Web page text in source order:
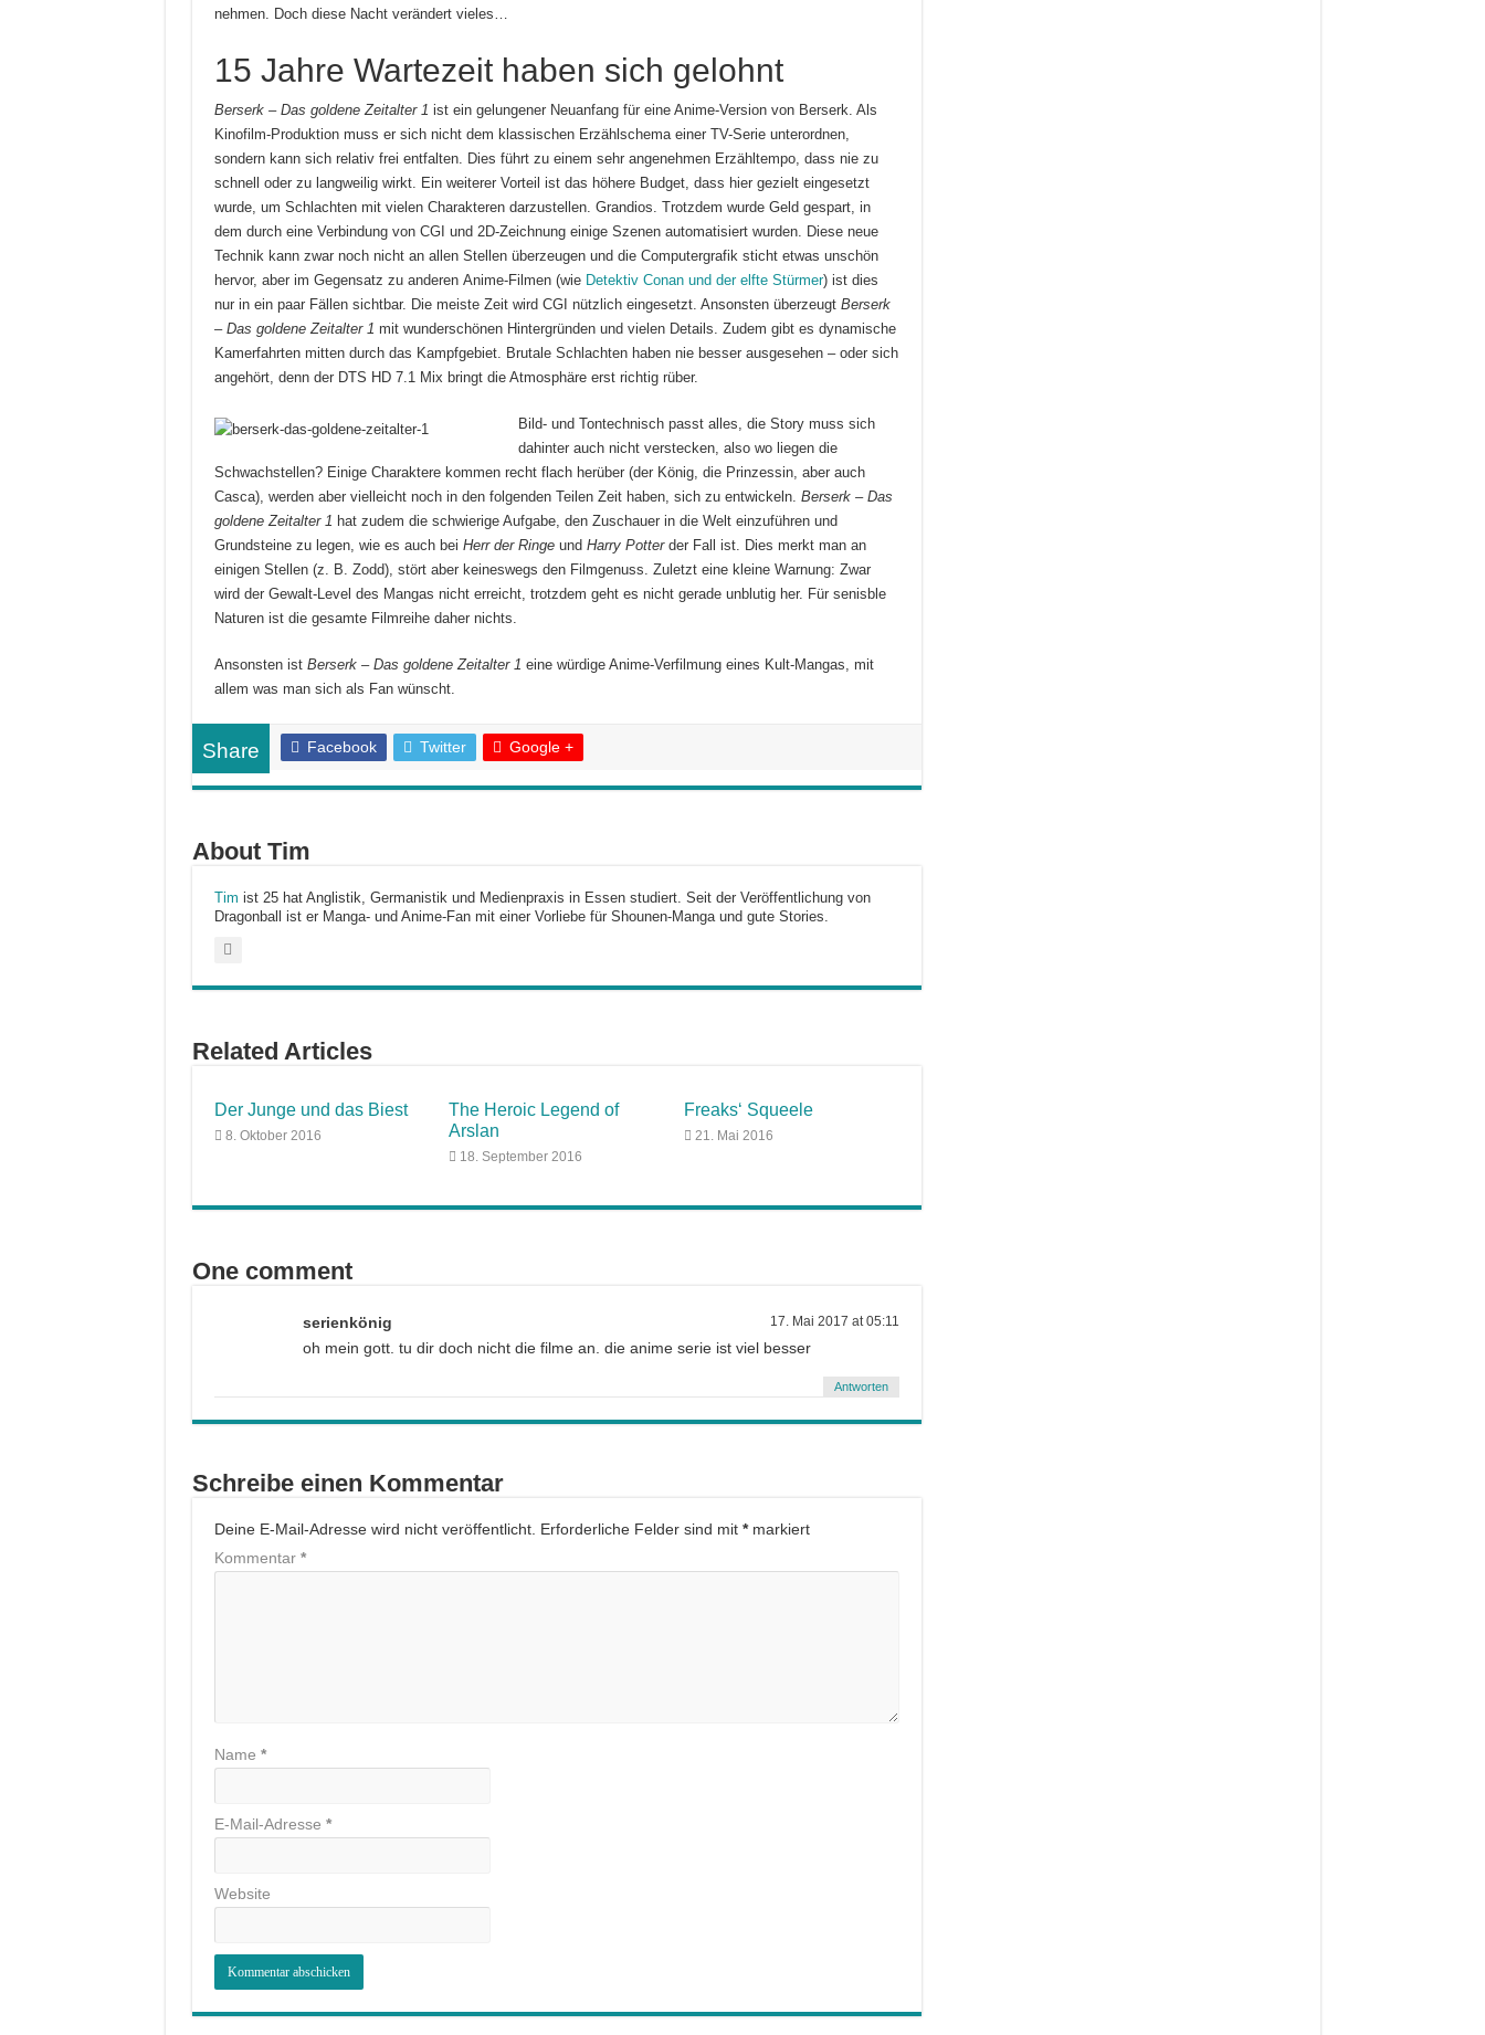
nehmen. Doch diese Nacht verändert vieles…
15 Jahre Wartezeit haben sich gelohnt
Berserk – Das goldene Zeitalter 1 ist ein gelungener Neuanfang für eine Anime-Version von Berserk. Als
Kinofilm-Produktion muss er sich nicht dem klassischen Erzählschema einer TV-Serie unterordnen,
sondern kann sich relativ frei entfalten. Dies führt zu einem sehr angenehmen Erzähltempo, dass nie zu
schnell oder zu langweilig wirkt. Ein weiterer Vorteil ist das höhere Budget, dass hier gezielt eingesetzt
wurde, um Schlachten mit vielen Charakteren darzustellen. Grandios. Trotzdem wurde Geld gespart, in
dem durch eine Verbindung von CGI und 2D-Zeichnung einige Szenen automatisiert wurden. Diese neue
Technik kann zwar noch nicht an allen Stellen überzeugen und die Computergrafik sticht etwas unschön
hervor, aber im Gegensatz zu anderen Anime-Filmen (wie Detektiv Conan und der elfte Stürmer) ist dies
nur in ein paar Fällen sichtbar. Die meiste Zeit wird CGI nützlich eingesetzt. Ansonsten überzeugt Berserk
– Das goldene Zeitalter 1 mit wunderschönen Hintergründen und vielen Details. Zudem gibt es dynamische
Kamerfahrten mitten durch das Kampfgebiet. Brutale Schlachten haben nie besser ausgesehen – oder sich
angehört, denn der DTS HD 7.1 Mix bringt die Atmosphäre erst richtig rüber.
Bild- und Tontechnisch passt alles, die Story muss sich
dahinter auch nicht verstecken, also wo liegen die
Schwachstellen? Einige Charaktere kommen recht flach herüber (der König, die Prinzessin, aber auch
Casca), werden aber vielleicht noch in den folgenden Teilen Zeit haben, sich zu entwickeln. Berserk – Das
goldene Zeitalter 1 hat zudem die schwierige Aufgabe, den Zuschauer in die Welt einzuführen und
Grundsteine zu legen, wie es auch bei Herr der Ringeund Harry Potterder Fall ist. Dies merkt man an
einigen Stellen (z. B. Zodd), stört aber keineswegs den Filmgenuss. Zuletzt eine kleine Warnung: Zwar
wird der Gewalt-Level des Mangas nicht erreicht, trotzdem geht es nicht gerade unblutig her. Für senisble
Naturen ist die gesamte Filmreihe daher nichts.
Ansonsten ist Berserk – Das goldene Zeitalter 1 eine würdige Anime-Verfilmung eines Kult-Mangas, mit
allem was man sich als Fan wünscht.
Share Facebook Twitter Google +
About Tim
Tim ist 25 hat Anglistik, Germanistik und Medienpraxis in Essen studiert. Seit der Veröffentlichung von
Dragonball ist er Manga- und Anime-Fan mit einer Vorliebe für Shounen-Manga und gute Stories.
Related Articles
Der Junge und das Biest
8. Oktober 2016
The Heroic Legend of
Arslan
18. September 2016
Freaks‘ Squeele
21. Mai 2016
One comment
serienkönig 17. Mai 2017 at 05:11
oh mein gott. tu dir doch nicht die filme an. die anime serie ist viel besser
Antworten
Schreibe einen Kommentar
Deine E-Mail-Adresse wird nicht veröffentlicht. Erforderliche Felder sind mit *markiert
Kommentar *
Name *
E-Mail-Adresse *
Website